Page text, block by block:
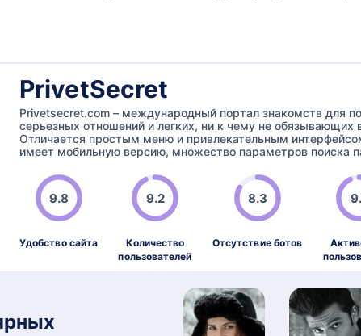
PrivetSecret
Privetsecret.com – международный портал знакомств для
серьезных отношений и легких, ни к чему не обязывающих
Отличается простым меню и привлекательным
имеет мобильную версию, множество параметров поиска
9.8
Удобство сайта
9.2
Количество
пользователей
8.3
Отсутствие ботов